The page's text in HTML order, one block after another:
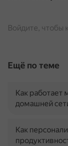
Войдите, чтобы
Ещё по теме
Как работает
домашней
Как